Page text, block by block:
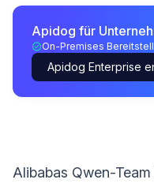
Apidog für
On-Premises
Apidog Enterprise
Alibabas Qwen-